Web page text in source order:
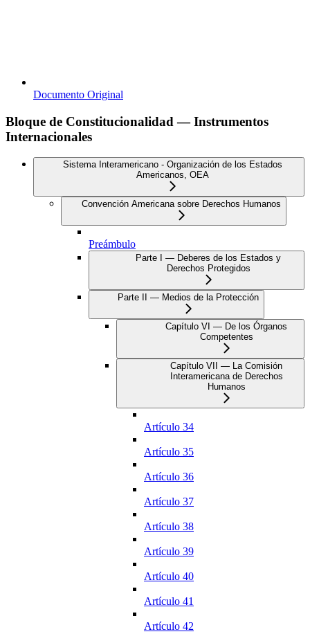
Documento Original
Bloque de Constitucionalidad — Instrumentos
Internacionales
Sistema Interamericano - Organización de los Estados
Americanos, OEA
Convención Americana sobre Derechos Humanos
Preámbulo
Parte I — Deberes de los Estados y
Derechos Protegidos
Parte II — Medios de la Protección
Capítulo VI — De los Órganos
Competentes
Capítulo VII — La Comisión
Interamericana de Derechos
Humanos
Artículo 34
Artículo 35
Artículo 36
Artículo 37
Artículo 38
Artículo 39
Artículo 40
Artículo 41
Artículo 42